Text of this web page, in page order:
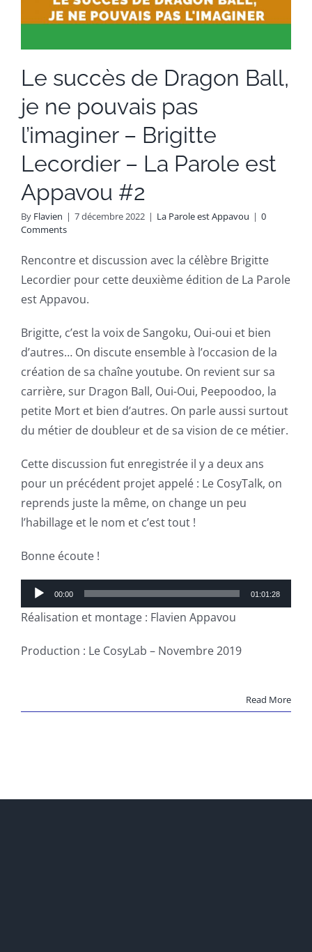
Le succès de Dragon Ball,
je ne pouvais pas
l’imaginer – Brigitte
Lecordier – La Parole est
Appavou #2
By Flavien | 7 décembre 2022 | La Parole est Appavou | 0
Comments
Rencontre et discussion avec la célèbre Brigitte
Lecordier pour cette deuxième édition de La Parole
est Appavou.
Brigitte, c’est la voix de Sangoku, Oui-oui et bien
d’autres… On discute ensemble à l’occasion de la
création de sa chaîne youtube. On revient sur sa
carrière, sur Dragon Ball, Oui-Oui, Peepoodoo, la
petite Mort et bien d’autres. On parle aussi surtout
du métier de doubleur et de sa vision de ce métier.
Cette discussion fut enregistrée il y a deux ans
pour un précédent projet appelé : Le CosyTalk, on
reprends juste la même, on change un peu
l’habillage et le nom et c’est tout !
Bonne écoute !
Lecteur
audio
00:00 01:01:28
Réalisation et montage : Flavien Appavou
Production : Le CosyLab – Novembre 2019
Read More